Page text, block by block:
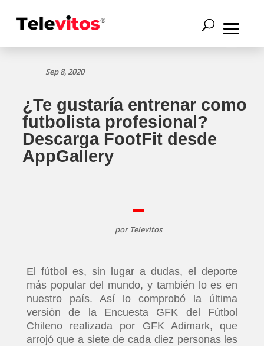
Sep 8, 2020
¿Te gustaría entrenar como
futbolista profesional?
Descarga FootFit desde
AppGallery
por Televitos
El fútbol es, sin lugar a dudas, el deporte
más popular del mundo, y también lo es en
nuestro país. Así lo comprobó la última
versión de la Encuesta GFK del Fútbol
Chileno realizada por GFK Adimark, que
arrojó que a siete de cada diez personas les